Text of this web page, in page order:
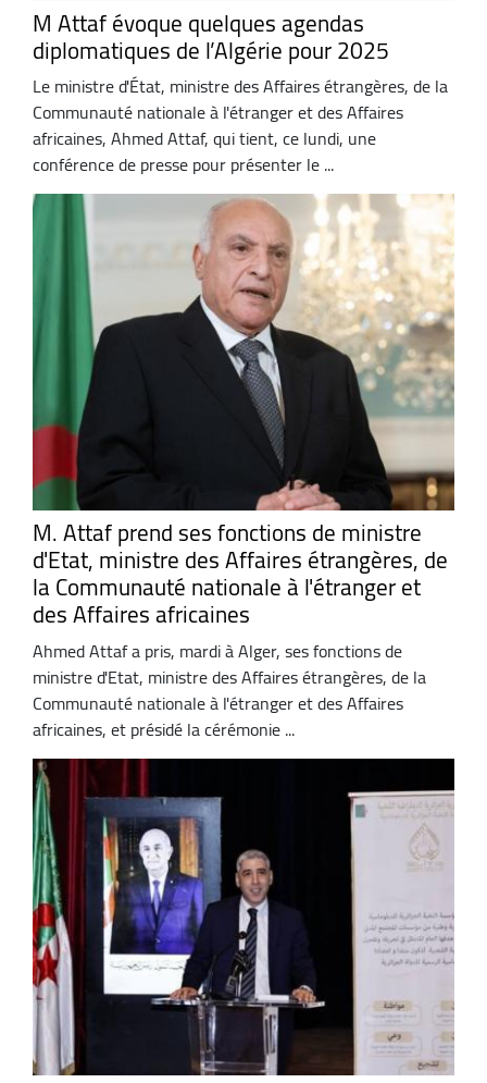
M Attaf évoque quelques agendas
diplomatiques de l’Algérie pour 2025
Le ministre d'État, ministre des Affaires étrangères, de la
Communauté nationale à l'étranger et des Affaires
africaines, Ahmed Attaf, qui tient, ce lundi, une
conférence de presse pour présenter le ...
M. Attaf prend ses fonctions de ministre
d'Etat, ministre des Affaires étrangères, de
la Communauté nationale à l'étranger et
des Affaires africaines
Ahmed Attaf a pris, mardi à Alger, ses fonctions de
ministre d'Etat, ministre des Affaires étrangères, de la
Communauté nationale à l'étranger et des Affaires
africaines, et présidé la cérémonie ...